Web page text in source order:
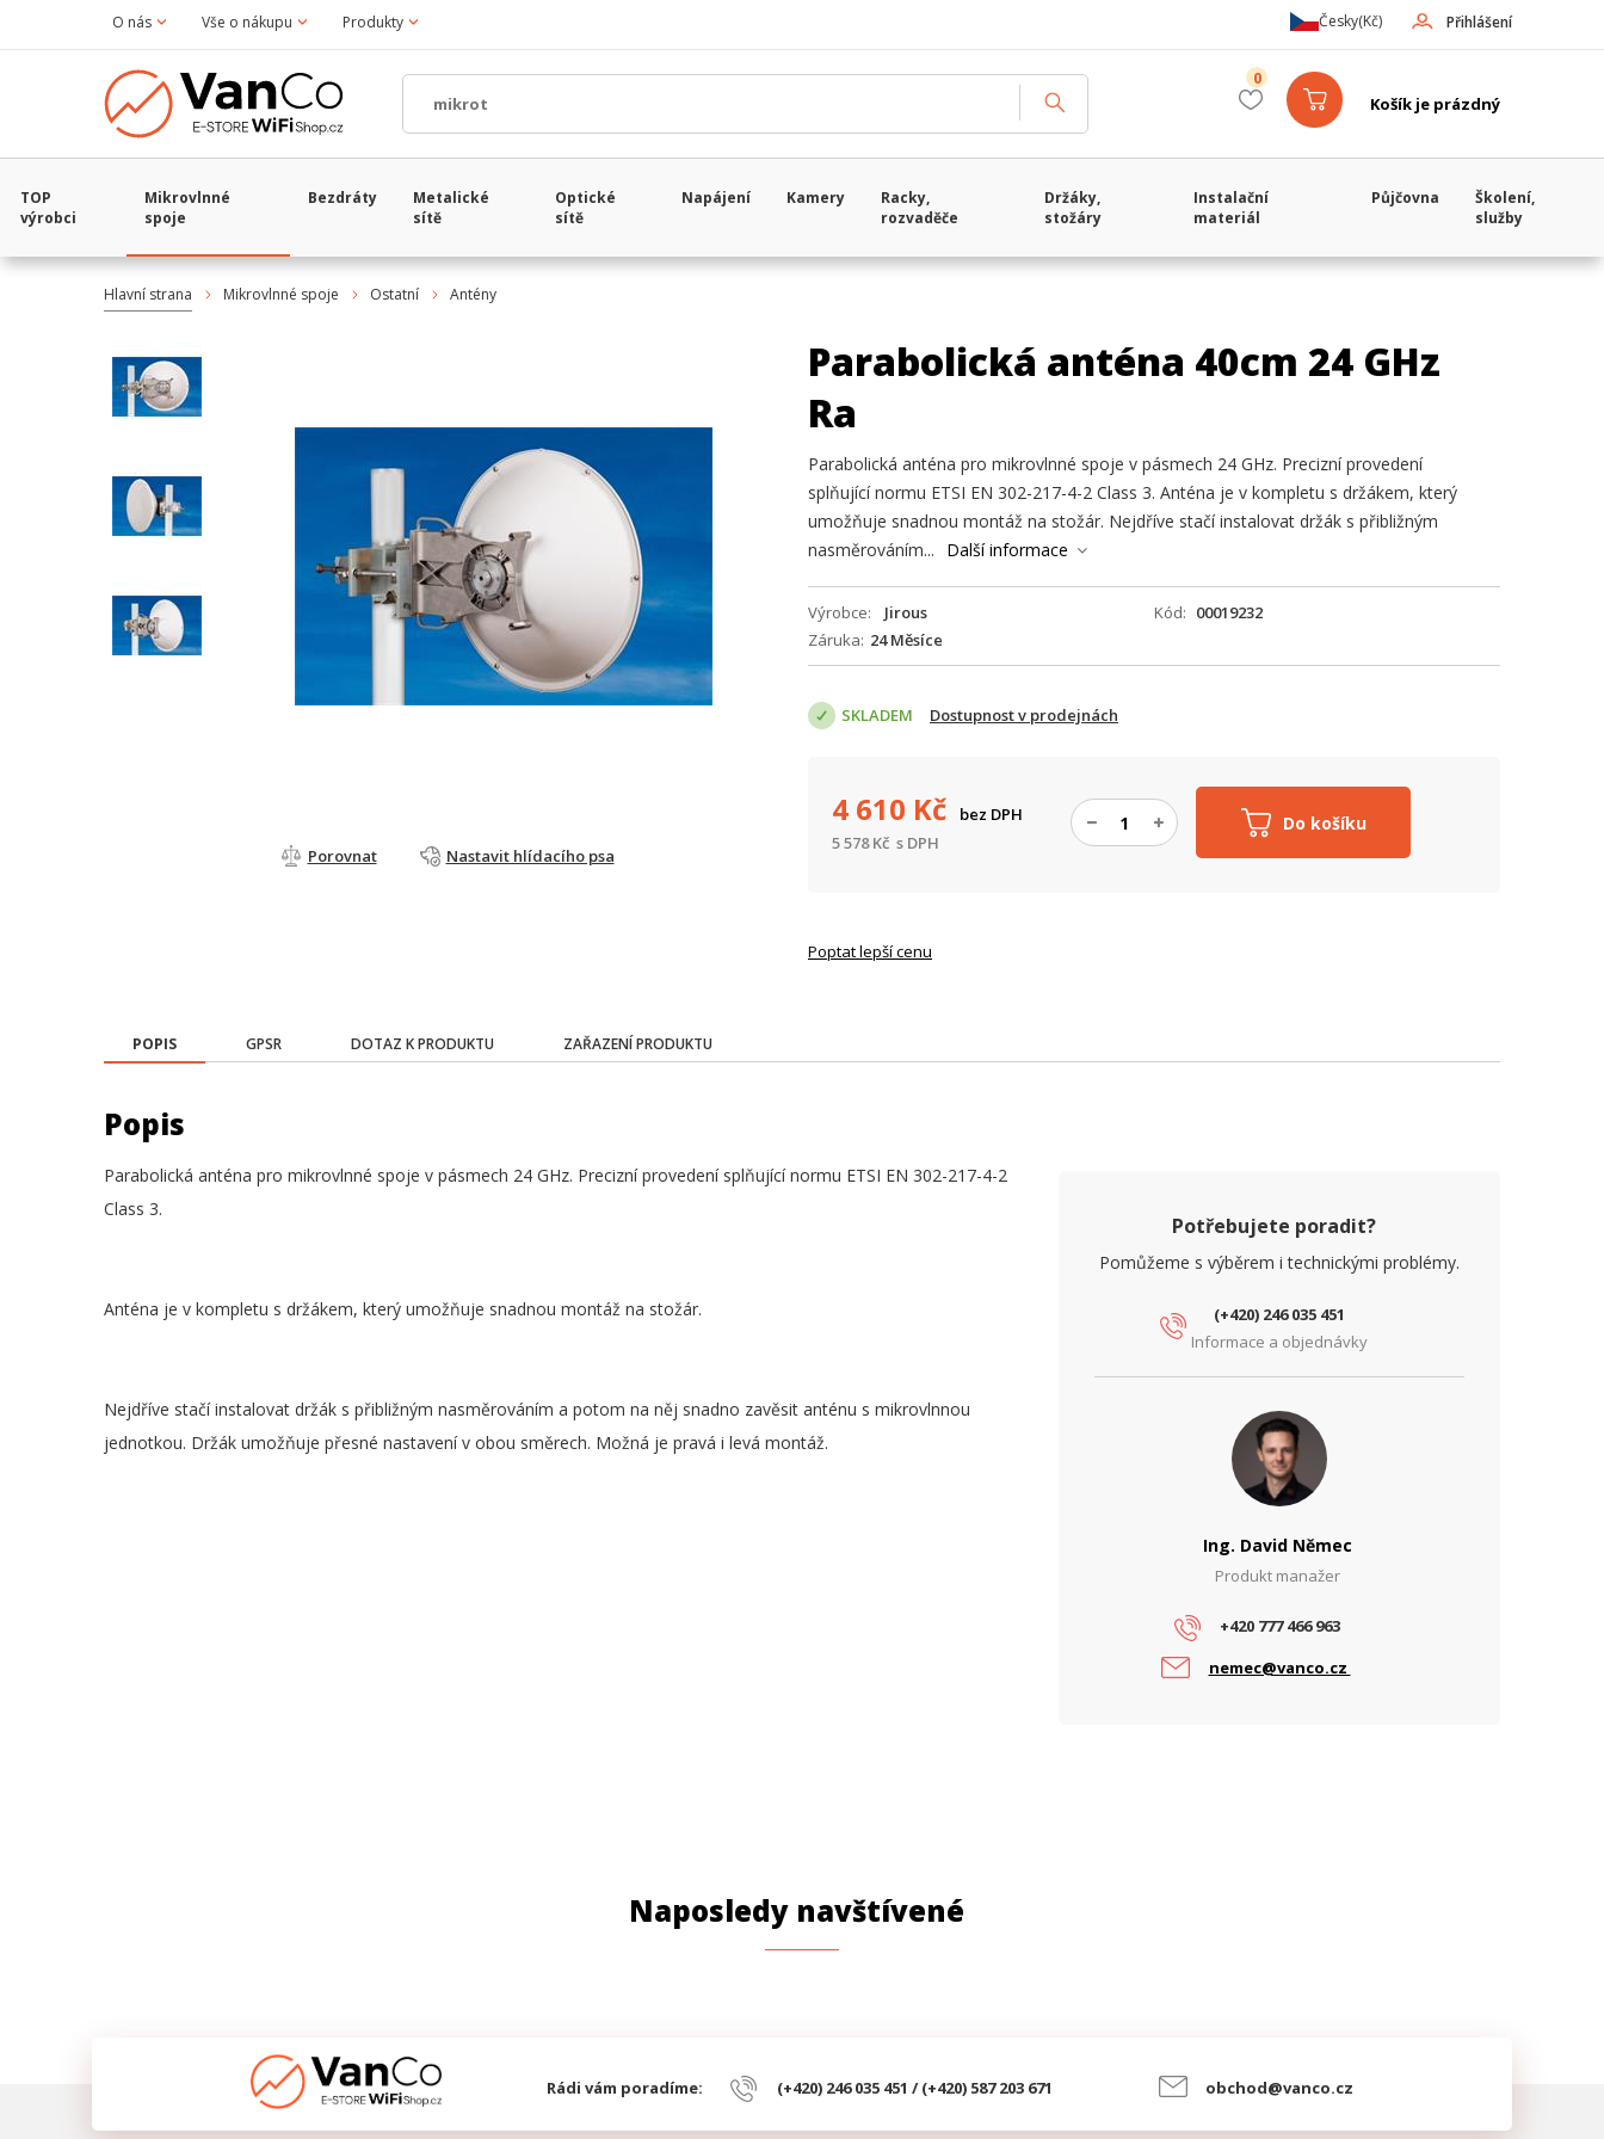
O nás Vše o nákupu Produkty Přihlášení
Česky(Kč)
Košík je prázdný
0
TOP
výrobci
Mikrovlnné
spoje
Bezdráty
Metalické
sítě
Optické
sítě
Napájení Kamery
Racky,
rozvaděče
Držáky,
stožáry
Instalační
materiál
Půjčovna
Školení,
služby
Hlavní strana Mikrovlnné spoje Ostatní Antény
Porovnat Nastavit hlídacího psa
Parabolická anténa 40cm 24 GHz
Ra
Parabolická anténa pro mikrovlnné spoje v pásmech 24 GHz. Precizní provedení
splňující normu ETSI EN 302-217-4-2 Class 3. Anténa je v kompletu s držákem, který
umožňuje snadnou montáž na stožár. Nejdříve stačí instalovat držák s přibližným
nasměrováním...
Další informace
Výrobce Jirous Kód
00019232
Záruka 24 Měsíce
SKLADEM Dostupnost v prodejnách
Do košíku
4 610 Kč
bez DPH
5 578Kč s DPH
Poptat lepší cenu
POPIS GPSR DOTAZ K PRODUKTU ZAŘAZENÍ PRODUKTU
Popis
Parabolická anténa pro mikrovlnné spoje v pásmech 24 GHz. Precizní provedení splňující normu ETSI EN 302-217-4-2
Class 3.
Anténa je v kompletu s držákem, který umožňuje snadnou montáž na stožár.
Nejdříve stačí instalovat držák s přibližným nasměrováním a potom na něj snadno zavěsit anténu s mikrovlnnou
jednotkou. Držák umožňuje přesné nastavení v obou směrech. Možná je pravá i levá montáž.
Potřebujete poradit?
Pomůžeme s výběrem i technickými problémy.
(+420) 246 035 451
Informace a objednávky
Ing. David Němec
Produkt manažer
+420 777 466 963
nemec@vanco.cz
Naposledy navštívené
Rádi vám poradíme: (+420) 246 035 451 / (+420) 587 203 671 obchod@vanco.cz